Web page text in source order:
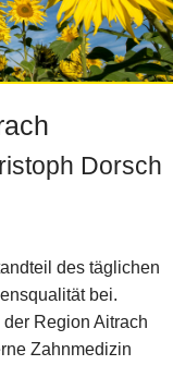
Dorsch
des täglichen
bei.
Region Aitrach
Zahnmedizin